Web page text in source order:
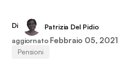
Di
Patrizia Del Pidio
aggiornato Febbraio 05, 2021
Pensioni